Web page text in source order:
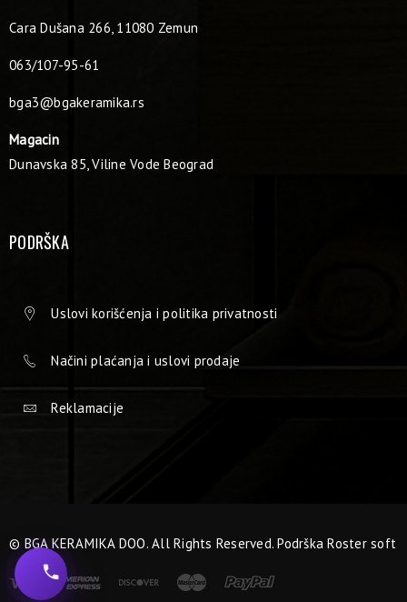
Cara Dušana 266, 11080 Zemun
063/107-95-61
bga3@bgakeramika.rs
Magacin
Dunavska 85, Viline Vode Beograd
PODRŠKA
Uslovi korišćenja i politika privatnosti
Načini plaćanja i uslovi prodaje
Reklamacije
© BGA KERAMIKA DOO. All Rights Reserved. PodrškaRoster soft